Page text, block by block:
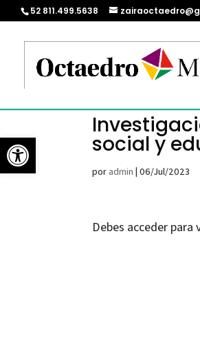
Abrir barra de herramientas
52 811.499.5638
social y
por admin |06/Jul/2023
Debes acceder